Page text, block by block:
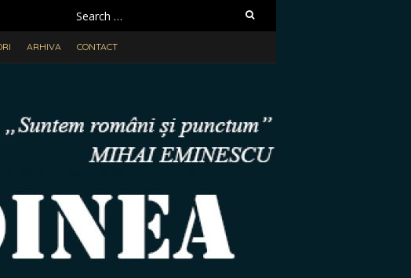
Search
for:
ARHIVA CONTACT